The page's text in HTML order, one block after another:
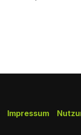
Impressum